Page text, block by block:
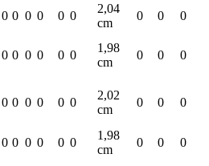
0 0 0 0 0 0
2,04
cm
0 0 0
0 0 0 0 0 0
1,98
cm
0 0 0
0 0 0 0 0 0
2,02
cm
0 0 0
0 0 0 0 0 0
1,98
cm
0 0 0